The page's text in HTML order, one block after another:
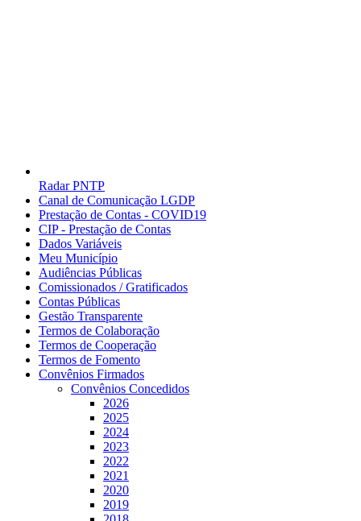
Radar PNTP
Canal de Comunicação LGDP
Prestação de Contas - COVID19
CIP - Prestação de Contas
Dados Variáveis
Meu Município
Audiências Públicas
Comissionados / Gratificados
Contas Públicas
Gestão Transparente
Termos de Colaboração
Termos de Cooperação
Termos de Fomento
Convênios Firmados
Convênios Concedidos
2026
2025
2024
2023
2022
2021
2020
2019